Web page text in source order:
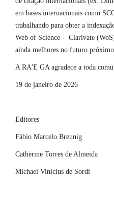
em bases internacionais como
trabalhando para obter a
Web of Science - Clarivate
ainda melhores no futuro
A RA'E GA agradece a toda
19 de janeiro de 2026
Editores
Fábio Marcelo Breunig
Catherine Torres de Almeida
Michael Vinicius de Sordi